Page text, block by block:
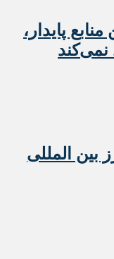
پایدار،
نمی‌کند
اینجا مرز بین المللی